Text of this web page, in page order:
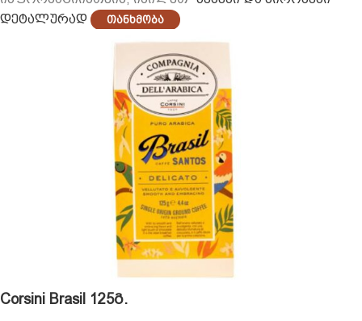
დეტალურად
Თანხმობა
Corsini Brasil 125გ.